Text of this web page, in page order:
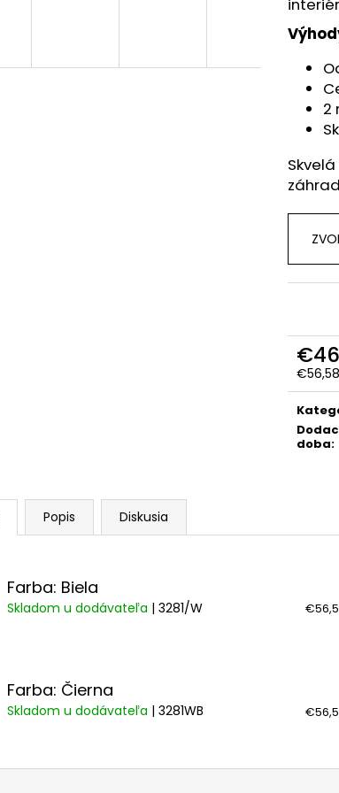
2
€46
cena:
doba:
Popis Diskusia
Farba: Biela
Skladom u dodávateľa | 3281/W
Farba: Čierna
Skladom u dodávateľa | 3281WB